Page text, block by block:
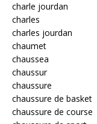
charle jourdan
charles
charles jourdan
chaumet
chaussea
chaussur
chaussure
chaussure de basket
chaussure de course